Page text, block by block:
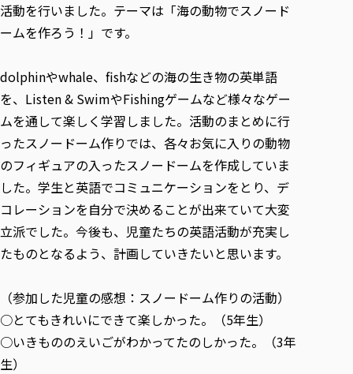
キャンパス案内
初年次教育（リエゾンゼミⅠ）について
リエゾンゼミ・ナビ（テキスト等）
放射線モニタリング測定結果（国見キャンパス）
学校教育法施行規則第172条の2に基づく情報公開
学部・学科等設置計画履行状況報告書
情報公開規程
大学院
総合福祉学研究科 社会福祉学専攻 修士課程
総合福祉学研究科 社会福祉学専攻 博士課程
総合福祉学研究科 福祉心理学専攻 修士課程
教育学研究科 教育学専攻 修士課程
通信教育部
通信教育部
通信制大学院 総合福祉学研究科 社会福祉学専攻 修士課程
通信制大学院 総合福祉学研究科 福祉心理学専攻 修士課程
カリキュラム（学部・大学院）
その他の就学機会
学びの特徴
学びの特徴
ICT教育
実学臨床教育（総合福祉学部のみ履修可能）
教育実践活動（教育学科学生のみ受講可能）
禅のこころ
教員紹介・業績
学びのサポート
学費（学部学科）
東北福祉大学のキャリア教育
センター長の挨拶
単独学内説明会のご案内
在学生の方
在学生の方
東北福祉大学求人・インターンシップ検索サイト（キャリタス
卒業生の方
卒業後のキャリア支援体制
在学生による訪問、情報提供へのご協力のお願い
よくあるご質問
東北福祉大学のDNA
在学生インタビュー
外国人在学生
Prospective Students
学生支援センター国際交流の活動
スタッフ紹介
ニュース一覧
東北福祉大学の研究活動
共同研究等をご検討の皆様へ
東北福祉大学の紀要・リポジトリ
研究紀要
教職研究
東北福祉大学教育・教職センター特別支援教育研究年報一覧
芹沢銈介美術工芸館年報
東北福祉大学機関リポジトリ
東北福祉大学オープンアクセス方針
産学・産学官連携
産学・産学官連携
「高齢者のフレイル予防及びデジタルデバイド解消に向けた産
高齢者施設特化型モジュラー車いす開発
学生参加 × 産学官連携 ～ 「行学一如」の実践
社会貢献・地域連携活動
社会貢献・地域連携活動
社会貢献への取り組み
社会貢献・地域連携活動報告書
伝承講座「311『伝える／備える』次世代塾」
被災地の子ども支援活動
生涯学習・社会人講座
自治体・団体等との主な協定
自治体・団体等との主な協定
研究所について
月例TFU実学臨床研究セミナー
特別支援教育研究室
TFU教育フォーラム
関連法人
施設利用
学内ポータルシステム
Universal Passport
活動を行いました。テーマは「海の動物でスノード
ームを作ろう！」です。
dolphinやwhale、fishなどの海の生き物の英単語
を、Listen & SwimやFishingゲームなど様々なゲー
ムを通して楽しく学習しました。活動のまとめに行
ったスノードーム作りでは、各々お気に入りの動物
のフィギュアの入ったスノードームを作成していま
した。学生と英語でコミュニケーションをとり、デ
コレーションを自分で決めることが出来ていて大変
立派でした。今後も、児童たちの英語活動が充実し
たものとなるよう、計画していきたいと思います。
（参加した児童の感想：スノードーム作りの活動）
○とてもきれいにできて楽しかった。（5年生）
○いきもののえいごがわかってたのしかった。（3年
生）